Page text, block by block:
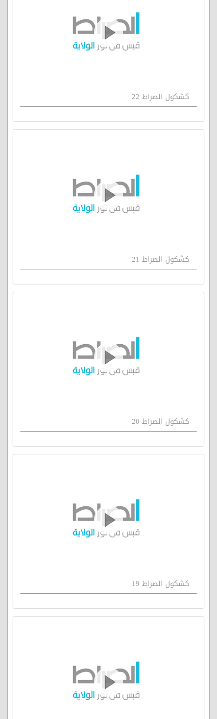
كشكول الصراط 22
كشكول الصراط 21
كشكول الصراط 20
كشكول الصراط 19